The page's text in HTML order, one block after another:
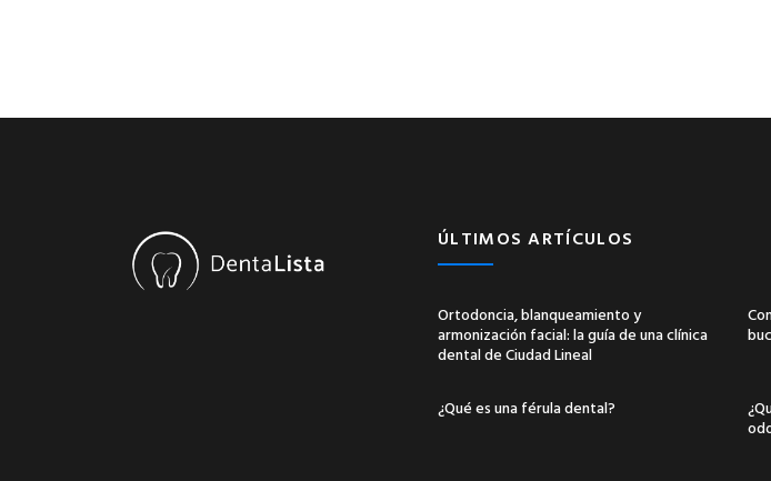
ÚLTIMOS ARTÍCULOS
Ortodoncia, blanqueamiento y
armonización facial: la guía de una clínica
dental de Ciudad Lineal
¿Qué es una férula dental?